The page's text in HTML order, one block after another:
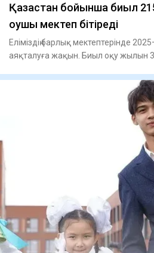
Қазақстан бойынша биыл
оқушы мектеп бітіреді
Еліміздің барлық мектептерінде
аяқталуға жақын. Биыл оқу жылын